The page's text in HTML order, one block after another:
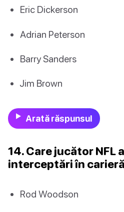
Eric Dickerson
Adrian Peterson
Barry Sanders
Jim Brown
Arată răspunsul
14. Care jucător NFL
interceptări în
Rod Woodson